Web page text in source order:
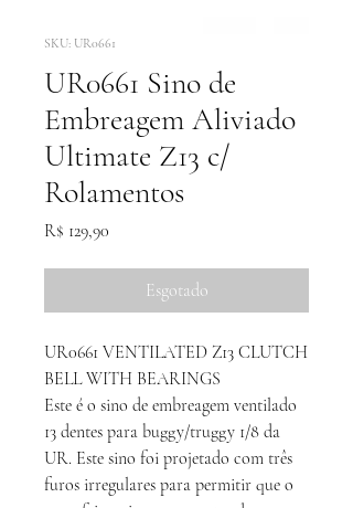
SKU: UR0661
UR0661 Sino de
Embreagem Aliviado
Ultimate Z13 c/
Rolamentos
R$ 129,90
Esgotado
UR0661 VENTILATED Z13 CLUTCH
BELL WITH BEARINGS
Este é o sino de embreagem ventilado
13 dentes para buggy/truggy 1/8 da
UR. Este sino foi projetado com três
furos irregulares para permitir que o